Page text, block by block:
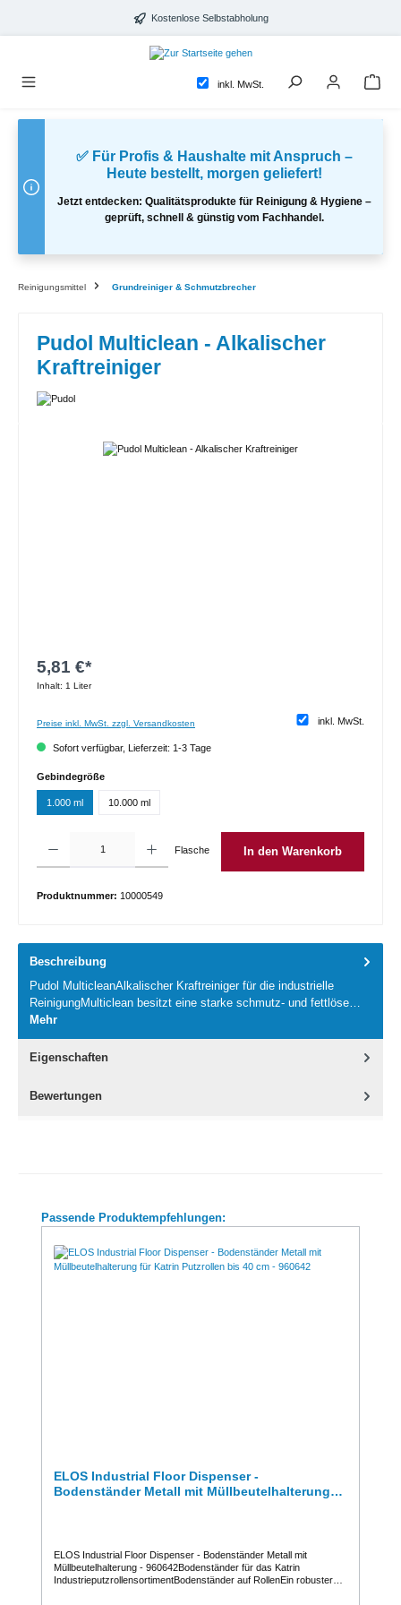
Kostenlose Selbstabholung
inkl. MwSt.
✅ Für Profis & Haushalte mit Anspruch –
Heute bestellt, morgen geliefert!
Jetzt entdecken: Qualitätsprodukte für Reinigung & Hygiene –
geprüft, schnell & günstig vom Fachhandel.
Reinigungsmittel Grundreiniger & Schmutzbrecher
Pudol Multiclean - Alkalischer
Kraftreiniger
Bildergalerie überspringen
5,81 €*
Inhalt: 1 Liter
inkl. MwSt.
Preise inkl. MwSt. zzgl. Versandkosten
Sofort verfügbar, Lieferzeit: 1-3 Tage
Gebindegrößeauswählen
1.000 ml 10.000 ml
Flasche In den Warenkorb
Produktnummer: 10000549
Beschreibung
Pudol MulticleanAlkalischer Kraftreiniger für die industrielle
ReinigungMulticlean besitzt eine starke schmutz- und fettlöse…
Mehr
Eigenschaften
Bewertungen
Produktgalerie überspringen
Passende Produktempfehlungen:
ELOS Industrial Floor Dispenser -
Bodenständer Metall mit Müllbeutelhalterung
ELOS Industrial Floor Dispenser - Bodenständer Metall mit
Müllbeutelhalterung - 960642Bodenständer für das Katrin
IndustrieputzrollensortimentBodenständer auf RollenEin robuster